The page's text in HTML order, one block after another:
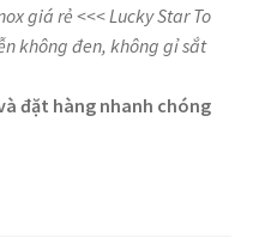
giá rẻ <<<Lucky Star To
không đen, không gỉ sắt
đặt hàng nhanh chóng